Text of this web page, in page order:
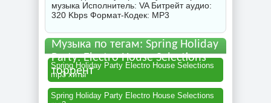
музыка Исполнитель: VAБитрейт аудио:
320 Kbps Формат-Кодек: MP3
Музыка по тегам: Spring Holiday
Party: Electro House Selections
торрент
Spring Holiday Party Electro House Selections
mp3 хиты
Spring Holiday Party Electro House Selections